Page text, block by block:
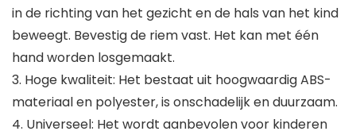
in de richting van het gezicht en de hals van het kind
beweegt. Bevestig de riem vast. Het kan met één
hand worden losgemaakt.
3. Hoge kwaliteit: Het bestaat uit hoogwaardig ABS-
materiaal en polyester, is onschadelijk en duurzaam.
4. Universeel: Het wordt aanbevolen voor kinderen